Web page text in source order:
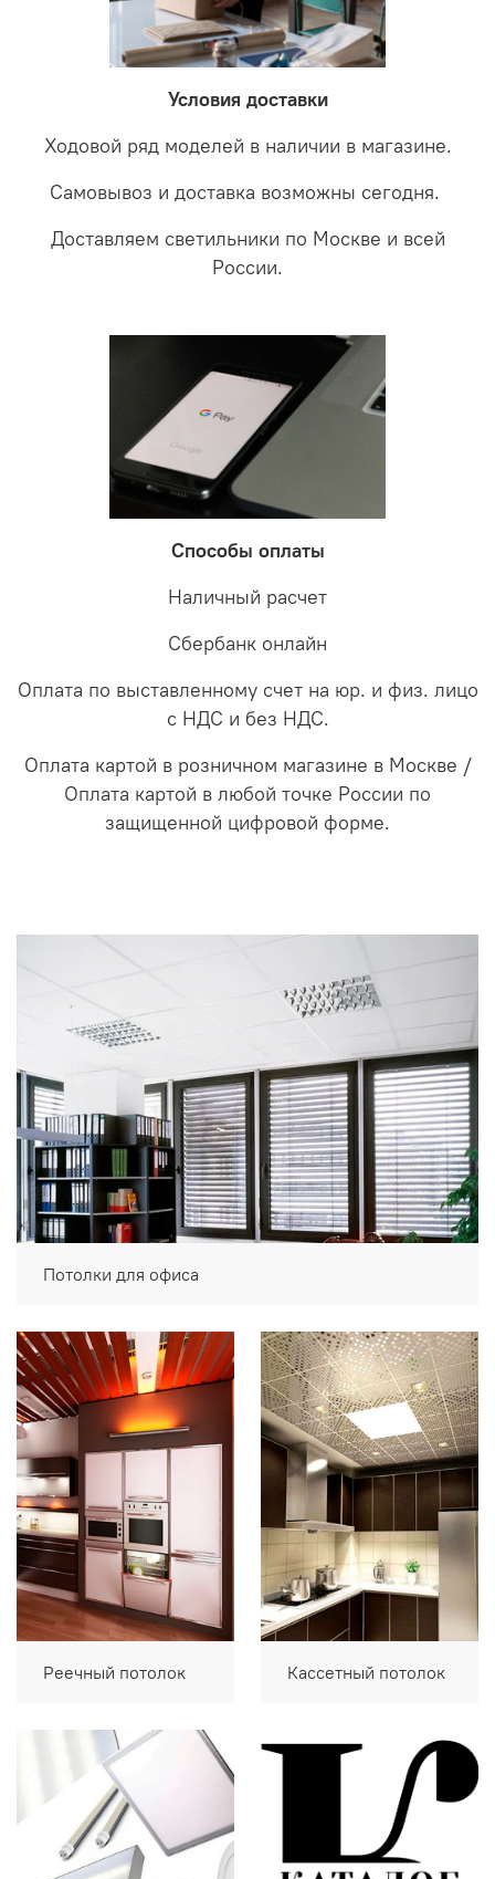
светильники на экспертизу производителю. После
проверки будет выясненная причина поломки и
соотношении с светодиодными. В этом случае покупая
LED светильники не только экономите деньги но еще
забудете что такое тусклость и недостаток освещения.
Условия доставки
Ходовой ряд моделей в наличии в магазине.
Самовывоз и доставка возможны сегодня.
Доставляем светильники по Москве и всей
России.
Способы оплаты
Наличный расчет
Сбербанк онлайн
Оплата по выставленному счет на юр. и физ. лицо
с НДС и без НДС.
Оплата картой в розничном магазине в Москве /
Оплата картой в любой точке России по
защищенной цифровой форме.
Потолки для офиса
Реечный потолок Кассетный потолок